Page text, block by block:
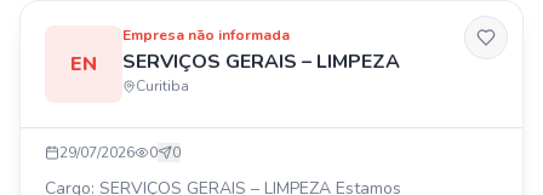
EN
Empresa não informada
SERVIÇOS GERAIS – LIMPEZA
Curitiba
29/07/2026 0 0
Cargo: SERVIÇOS GERAIS – LIMPEZA Estamos